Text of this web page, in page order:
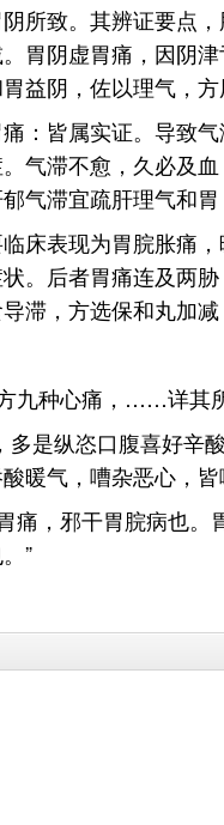
所致。其辨证要点
胃阴虚胃痛，因阴
益阴，佐以理气，
：皆属实证。导致
气滞不愈，久必及
气滞宜疏肝理气和
床表现为胃脘胀痛
。后者胃痛连及两
滞，方选保和丸加
方九种心痛，……详其
多是纵恣口腹喜好
暖气，嘈杂恶心，
胃痛，邪干胃脘病也
”